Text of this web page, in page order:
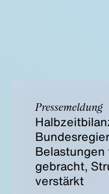
Pressemeldung
Belastungen
gebracht,
verstärkt